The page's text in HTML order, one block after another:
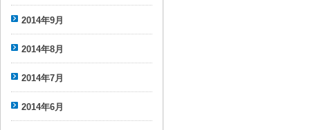
2014年9月
2014年8月
2014年7月
2014年6月